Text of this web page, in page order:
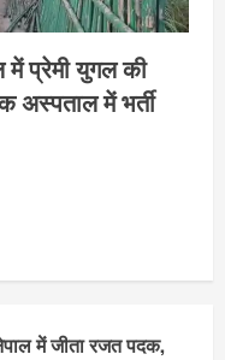
में प्रेमी युगल की
अस्पताल में भर्ती
में जीता रजत पदक,